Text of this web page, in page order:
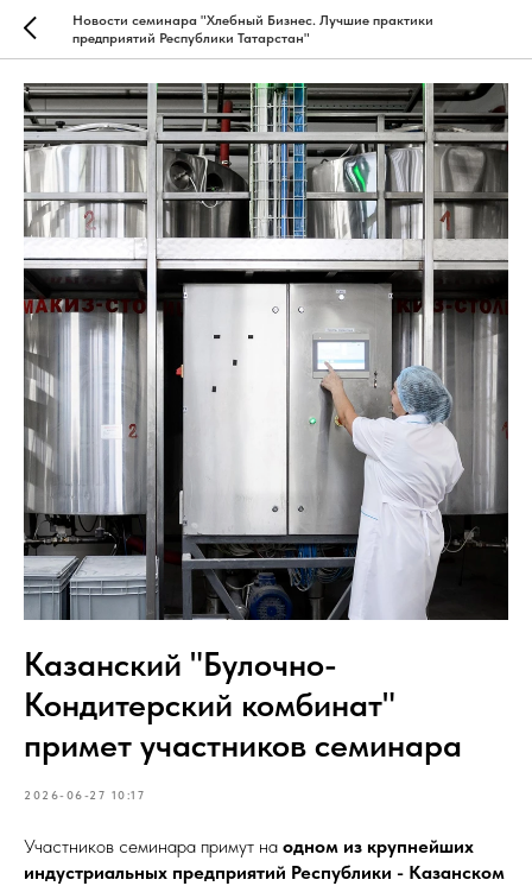
Новости семинара "Хлебный Бизнес. Лучшие практики
предприятий Республики Татарстан"
Казанский "Булочно-
Кондитерский комбинат"
примет участников семинара
2026-06-27 10:17
Участников семинара примут на одном из крупнейших
индустриальных предприятий Республики - Казанском